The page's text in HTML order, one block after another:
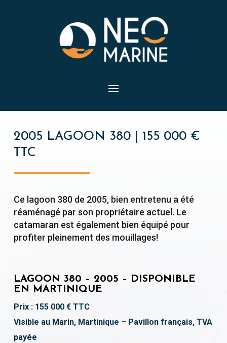
2005 LAGOON 380 | 155 000 €
TTC
Ce lagoon 380 de 2005, bien entretenu a été
réaménagé par son propriétaire actuel. Le
catamaran est également bien équipé pour
profiter pleinement des mouillages!
LAGOON 380 – 2005 – DISPONIBLE
EN MARTINIQUE
Prix : 155 000 € TTC
Visible au Marin, Martinique – Pavillon français, TVA
payée